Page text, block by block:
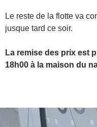
Le reste de la flotte va
jusque tard ce soir.
La remise des prix est
18h00 à la maison du